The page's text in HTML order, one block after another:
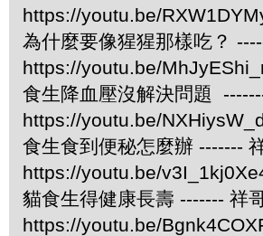
https://youtu.be/
為什麼要像猩猩那樣吃？
https://youtu.be/
食生降血壓沒解決問題
https://youtu.be/
食生食到便秘怎麼辦 -------
https://youtu.be/
貓食生得健康長壽 ------- 祥
https://youtu.be/